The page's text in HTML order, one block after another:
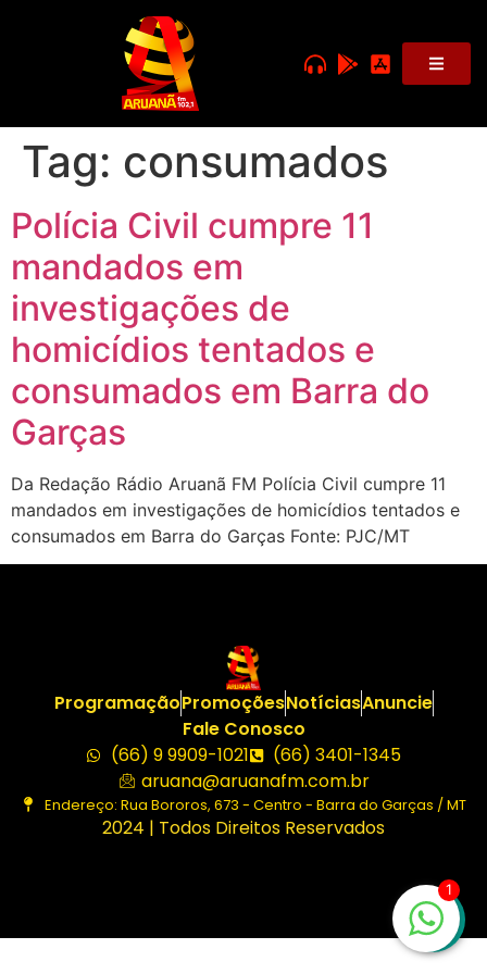
Tag: consumados
Polícia Civil cumpre 11
mandados em
investigações de
homicídios tentados e
consumados em Barra do
Garças
Da Redação Rádio Aruanã FM Polícia Civil cumpre 11
mandados em investigações de homicídios tentados e
consumados em Barra do Garças Fonte: PJC/MT
ProgramaçãoPromoçõesNotíciasAnuncie
Fale Conosco
(66) 9 9909-1021
(66) 3401-1345
aruana@aruanafm.com.br
Endereço: Rua Bororos, 673 - Centro - Barra do Garças / MT
2024 | Todos Direitos Reservados
1